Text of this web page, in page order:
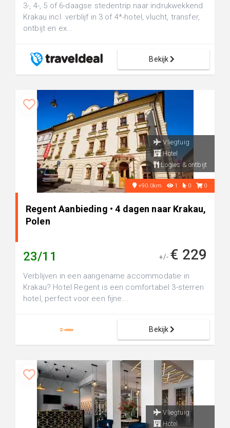
3-, 4-, 5 of 6-daagse stedentrip naar indrukwekkend
Krakau incl. verblijf in 3 of 4*-hotel, vlucht, transfer,
ontbijt en ex...
Bekijk
Vliegtuig
Hotel
Logies & ontbijt
+90.0km 1 0 0
Regent Aanbieding • 4 dagen naar Krakau,
Polen
23/11 +/- € 229
Verblijven in een aangename accommodatie in
Krakau? Hotel Regent is een comfortabel 3-sterren
hotel, perfect voor een fijne...
Bekijk
Vliegtuig
Hotel